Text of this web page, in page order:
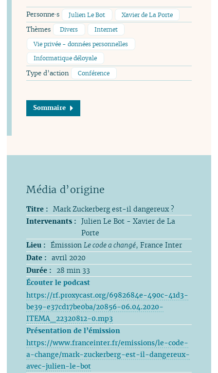
Personne·s Julien Le Bot Xavier de La Porte
Thèmes Divers
Internet
Vie privée - données personnelles
Informatique déloyale
Type d’action Conférence
Sommaire
Titre : Mark Zuckerberg est-il dangereux ?
Intervenants : Julien Le Bot - Xavier de La
Porte
Lieu : ÉmissionLe code a changé, France Inter
Date : avril 2020
Durée :
28 min 33
Écouter le podcast
https://rf.proxycast.org/6982684e-490c-41d3-
be39-e37cd17be0ba/20856-06.04.2020-
ITEMA_22320812-0.mp3
Présentation de l’émission
https://www.franceinter.fr/emissions/le-code-
a-change/mark-zuckerberg-est-il-dangereux-
avec-julien-le-bot